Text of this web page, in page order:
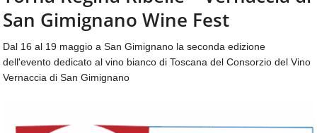
aggiornamenti
quotidiani
temi
come
ospitalità,
&
CONTATTI
San Gimignano Wine Fest
Dal 16 al 19 maggio a San Gimignano la seconda edizione
dell'evento dedicato al vino bianco di Toscana del Consorzio del Vino
Vernaccia di San Gimignano